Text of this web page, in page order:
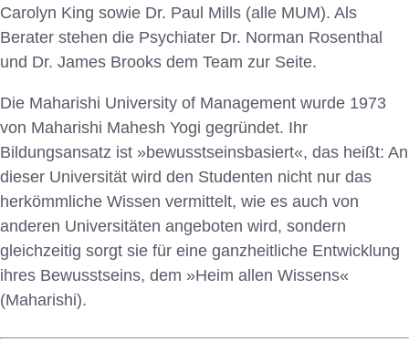
Carolyn King sowie Dr. Paul Mills (alle MUM). Als
Berater stehen die Psychiater Dr. Norman Rosenthal
und Dr. James Brooks dem Team zur Seite.
Die Maharishi University of Management wurde 1973
von Maharishi Mahesh Yogi gegründet. Ihr
Bildungsansatz ist »bewusstseinsbasiert«, das heißt: An
dieser Universität wird den Studenten nicht nur das
herkömmliche Wissen vermittelt, wie es auch von
anderen Universitäten angeboten wird, sondern
gleichzeitig sorgt sie für eine ganzheitliche Entwicklung
ihres Bewusstseins, dem »Heim allen Wissens«
(Maharishi).